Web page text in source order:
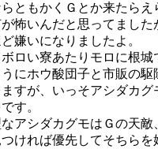
ともかくＧとか来たらえ
怖いんだと思ってました
嫌いになりましたよ。
ロい寮あたりモロに根城
にホウ酸団子と市販の駆
すが、いっそアシダカグ
す。
アシダカグモはＧの天敵
ければ優先してそちらを